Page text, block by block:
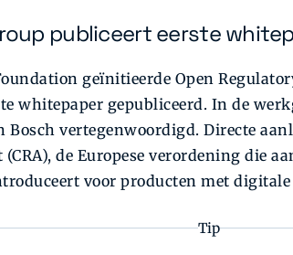
publiceert eerste
geïnitieerde Open
whitepaper gepubliceerd. In de
Bosch vertegenwoordigd. Directe
(CRA), de Europese verordening die
voor producten met digitale
Tip